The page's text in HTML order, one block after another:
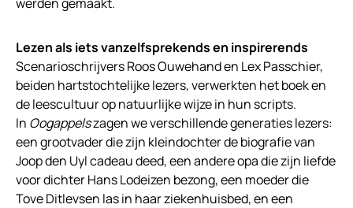
Lezen als iets vanzelfsprekends en inspirerends
Scenarioschrijvers Roos Ouwehand en Lex Passchier,
beiden hartstochtelijke lezers, verwerkten het boek en
de leescultuur op natuurlijke wijze in hun scripts.
In Oogappelszagen we verschillende generaties lezers:
een grootvader die zijn kleindochter de biografie van
Joop den Uyl cadeau deed, een andere opa die zijn liefde
voor dichter Hans Lodeizen bezong, een moeder die
Tove Ditlevsen las in haar ziekenhuisbed, en een